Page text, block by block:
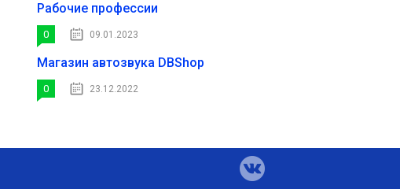
Рабочие профессии
0 09.01.2023
Магазин автозвука DBShop
0 23.12.2022